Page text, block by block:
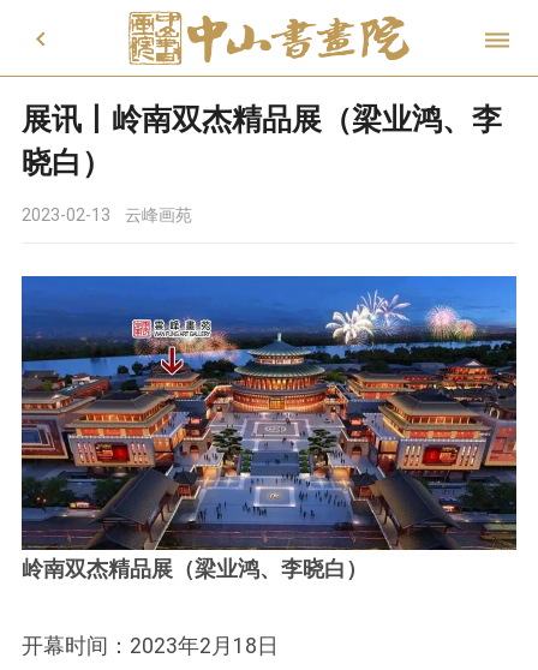
 
展讯丨岭南双杰精品展（梁业鸿、李
晓白）
2023-02-13 云峰画苑
岭南双杰精品展（梁业鸿、李晓白）
开幕时间：2023年2月18日